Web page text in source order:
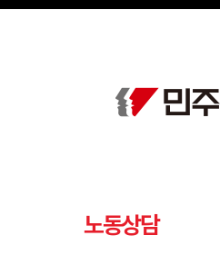
메뉴 건너뛰기
노동상담
권리찾기수첩 검색
Sketchbook5, 스
Sketchbook5, 스